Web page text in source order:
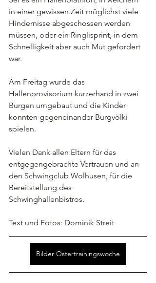
in einer gewissen Zeit möglichst viele
Hindernisse abgeschossen werden
müssen, oder ein Ringlisprint, in dem
Schnelligkeit aber auch Mut gefordert
war.
Am Freitag wurde das
Hallenprovisorium kurzerhand in zwei
Burgen umgebaut und die Kinder
konnten gegeneinander Burgvölki
spielen.
Vielen Dank allen Eltern für das
entgegengebrachte Vertrauen und an
den Schwingclub Wolhusen, für die
Bereitstellung des
Schwinghallenbistros.
Text und Fotos: Dominik Streit
Bilder Ostertrainingswoche